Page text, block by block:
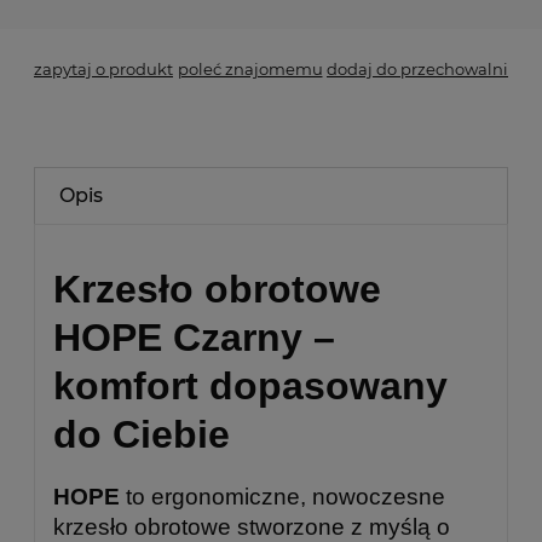
zapytaj o produkt poleć znajomemu dodaj do przechowalni
Opis
Krzesło obrotowe
HOPE Czarny –
komfort dopasowany
do Ciebie
HOPE to ergonomiczne, nowoczesne
krzesło obrotowe stworzone z myślą o